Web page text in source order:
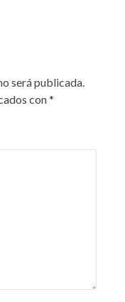
será publicada.
con*